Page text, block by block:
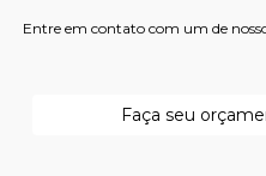
Entre em contato com um de
Faça seu